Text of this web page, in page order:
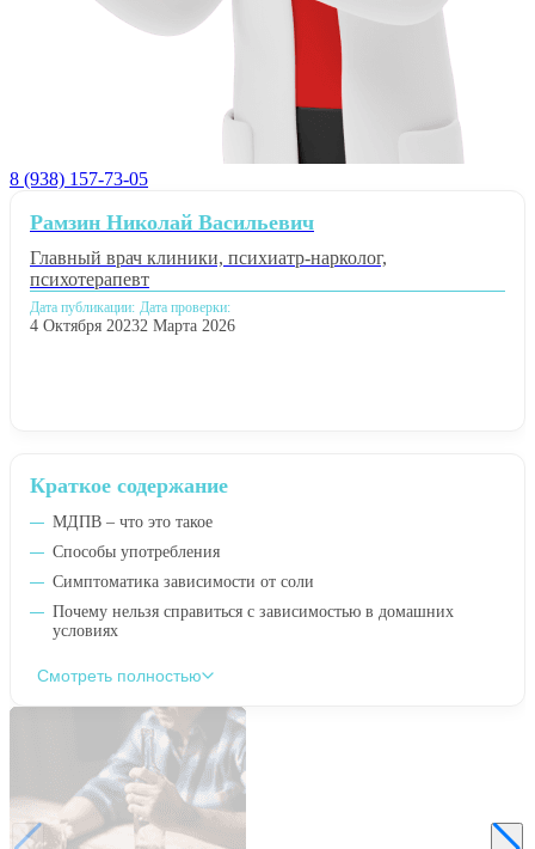
8 (938) 157-73-05
Краткое содержание
МДПВ – что это такое
Способы употребления
Симптоматика зависимости от соли
Почему нельзя справиться с зависимостью в домашних
условиях
Смотреть полностью
Рамзин Николай Васильевич
Главный врач клиники, психиатр-нарколог,
психотерапевт
Дата публикации:
4 Октября 2023
Дата проверки:
2 Марта 2026